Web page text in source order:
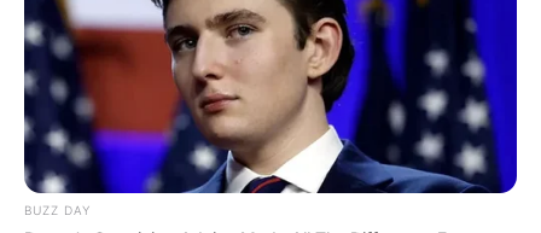
BUZZ DAY